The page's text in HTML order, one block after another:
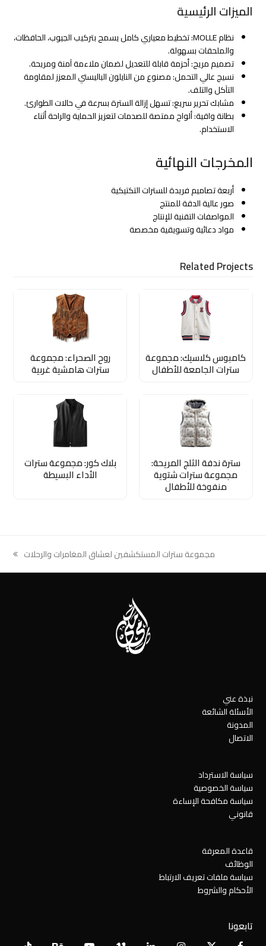
الميزات الرئيسية
نظام MOLLE: تخطيط معياري كامل يسمح بتركيب الجيوب، الحافظات،
والملحقات بسهولة.
تصميم مريح: أحزمة قابلة للتعديل لضمان ملاءمة آمنة ومريحة.
نسيج عالي التحمل: مصنوع من النايلون الباليستي المعزز لمقاومة
التآكل والتلف.
مشابك تحرير سريع: تسهل إزالة السترة بسرعة في حالات الطوارئ.
بطانة واقية: ألواح ممتصة للصدمات لتعزيز الحماية والراحة أثناء
الاستخدام.
المخرجات النهائية
أربعة تصاميم فريدة للسترات التكتيكية
صور عالية الدقة للمنتج
المواصفات التقنية للإنتاج
مواد دعائية وتسويقية مخصصة
Related Projects
كامبوس كلاسيك: مجموعة
سترات الجامعة للأطفال
روح الصحراء: مجموعة
سترات هامشية غربية
سترة ندفة الثلج المريحة:
مجموعة سترات شتوية
منفوخة للأطفال
بلاك كور: مجموعة سترات
الأداء البسيطة
next
post:
مجموعة سترات المستكشفين لعشاق المغامرات والرحلات
نبذة عني
الأسئلة الشائعة
المدونة
الاتصال
سياسة الاسترداد
سياسة الخصوصية
سياسة مكافحة الإساءة
قانوني
قاعدة المعرفة
الوظائف
سياسة ملفات تعريف الارتباط
الأحكام والشروط
تابعونا